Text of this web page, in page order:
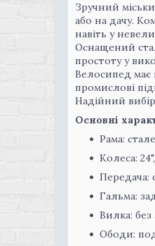
Зручний
або на дачу.
навіть у
Оснащений
простоту у
Велосипед має
промислові
Надійний
Основні
Рама:
Колеса:
Передача:
Гальма:
Вилка: без
Ободи: